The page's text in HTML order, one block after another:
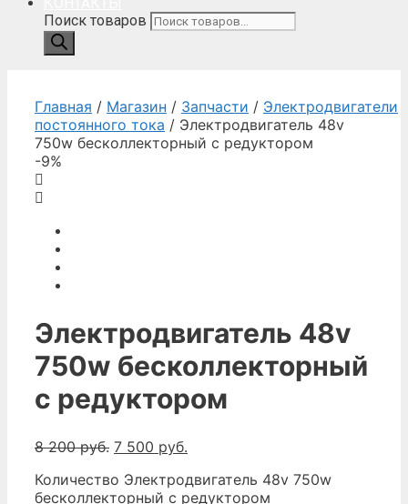
Поиск товаров
Главная / Магазин / Запчасти / Электродвигатели
постоянного тока / Электродвигатель 48v
750w бесколлекторный с редуктором
-9%
Электродвигатель 48v
750w бесколлекторный
с редуктором
8 200руб. 7 500 руб.
Количество Электродвигатель 48v 750w
бесколлекторный с редуктором